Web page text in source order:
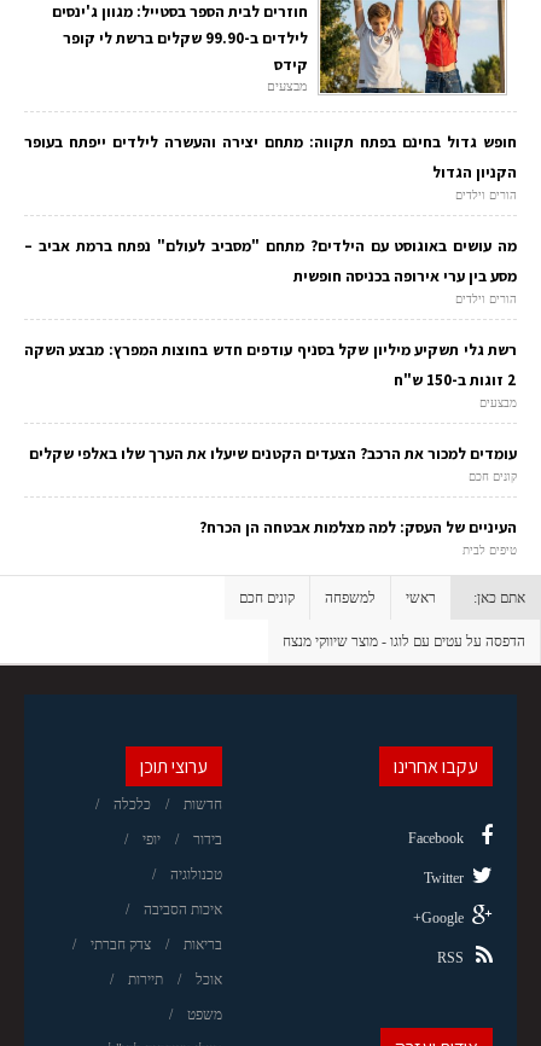
חוזרים לבית הספר בסטייל: מגוון ג'ינסים
לילדים ב-99.90 שקלים ברשת לי קופר
קידס
מבצעים
חופש גדול בחינם בפתח תקווה: מתחם יצירה והעשרה לילדים ייפתח בעופר
הקניון הגדול
הורים וילדים
מה עושים באוגוסט עם הילדים? מתחם "מסביב לעולם" נפתח ברמת אביב –
מסע בין ערי אירופה בכניסה חופשית
הורים וילדים
רשת גלי תשקיע מיליון שקל בסניף עודפים חדש בחוצות המפרץ: מבצע השקה
2 זוגות ב-150 ש"ח
מבצעים
עומדים למכור את הרכב? הצעדים הקטנים שיעלו את הערך שלו באלפי שקלים
קונים חכם
העיניים של העסק: למה מצלמות אבטחה הן הכרח?
טיפים לבית
אתם כאן: ראשי למשפחה קונים חכם
הדפסה על עטים עם לוגו - מוצר שיווקי מנצח
ערוצי תוכן
חדשות כלכלה
בידור יופי
טכנולוגיה
איכות הסביבה
בריאות צדק חברתי
אוכל תיירות
משפט
עקבו אחרינו
Facebook
Twitter
Google+
RSS